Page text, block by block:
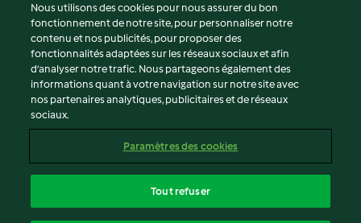
© Copyright 2026
Conditions d'utilisation
Politique de confidentialité
Non-responsabilité
Mentions légales
Contenu du rapport
Déclaration d'accessibilité
Nous utilisons des cookies pour nous assurer du bon
fonctionnement de notre site, pour personnaliser notre
contenu et nos publicités, pour proposer des
fonctionnalités adaptées sur les réseaux sociaux et afin
d’analyser notre trafic. Nous partageons également des
informations quant à votre navigation sur notre site avec
nos partenaires analytiques, publicitaires et de réseaux
sociaux.
Paramètres des cookies
Tout refuser